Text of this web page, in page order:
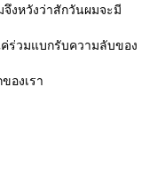
งหวังว่าสักวันผมจะมี
ร่วมแบกรับความลับของ
องเรา